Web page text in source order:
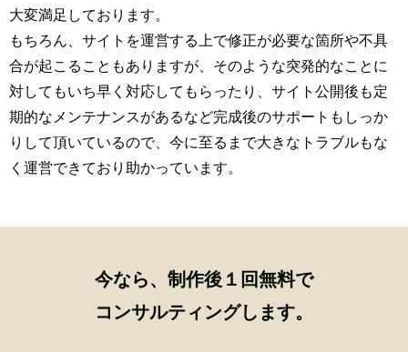
大変満足しております。
もちろん、サイトを運営する上で修正が必要な箇所や不具
合が起こることもありますが、そのような突発的なことに
対してもいち早く対応してもらったり、サイト公開後も定
期的なメンテナンスがあるなど完成後のサポートもしっか
りして頂いているので、今に至るまで大きなトラブルもな
く運営できており助かっています。
今なら、制作後 １ 回無料で
コンサルティングします。